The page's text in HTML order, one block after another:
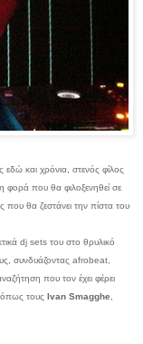
και χρόνια, στενός φίλος
φορά που θα φιλοξενηθεί σε
που θα ζεστάνει την πίστα του
dj sets του στο θρυλικό
συνδυάζοντας afrobeat,
που τον έχει φέρει
όπως τους Ivan Smagghe,